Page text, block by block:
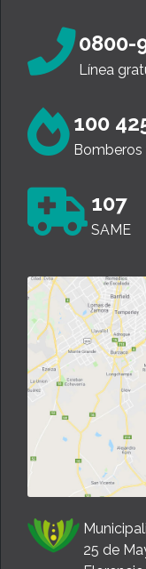
0800-
Línea
100
107
SAME
25 de